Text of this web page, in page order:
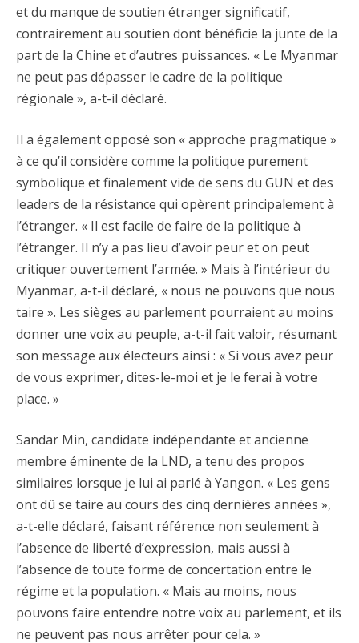
et du manque de soutien étranger significatif,
contrairement au soutien dont bénéficie la junte de la
part de la Chine et d’autres puissances. « Le Myanmar
ne peut pas dépasser le cadre de la politique
régionale », a-t-il déclaré.
Il a également opposé son « approche pragmatique »
à ce qu’il considère comme la politique purement
symbolique et finalement vide de sens du GUN et des
leaders de la résistance qui opèrent principalement à
l’étranger. « Il est facile de faire de la politique à
l’étranger. Il n’y a pas lieu d’avoir peur et on peut
critiquer ouvertement l’armée. » Mais à l’intérieur du
Myanmar, a-t-il déclaré, « nous ne pouvons que nous
taire ». Les sièges au parlement pourraient au moins
donner une voix au peuple, a-t-il fait valoir, résumant
son message aux électeurs ainsi : « Si vous avez peur
de vous exprimer, dites-le-moi et je le ferai à votre
place. »
Sandar Min, candidate indépendante et ancienne
membre éminente de la LND, a tenu des propos
similaires lorsque je lui ai parlé à Yangon. « Les gens
ont dû se taire au cours des cinq dernières années »,
a-t-elle déclaré, faisant référence non seulement à
l’absence de liberté d’expression, mais aussi à
l’absence de toute forme de concertation entre le
régime et la population. « Mais au moins, nous
pouvons faire entendre notre voix au parlement, et ils
ne peuvent pas nous arrêter pour cela. »